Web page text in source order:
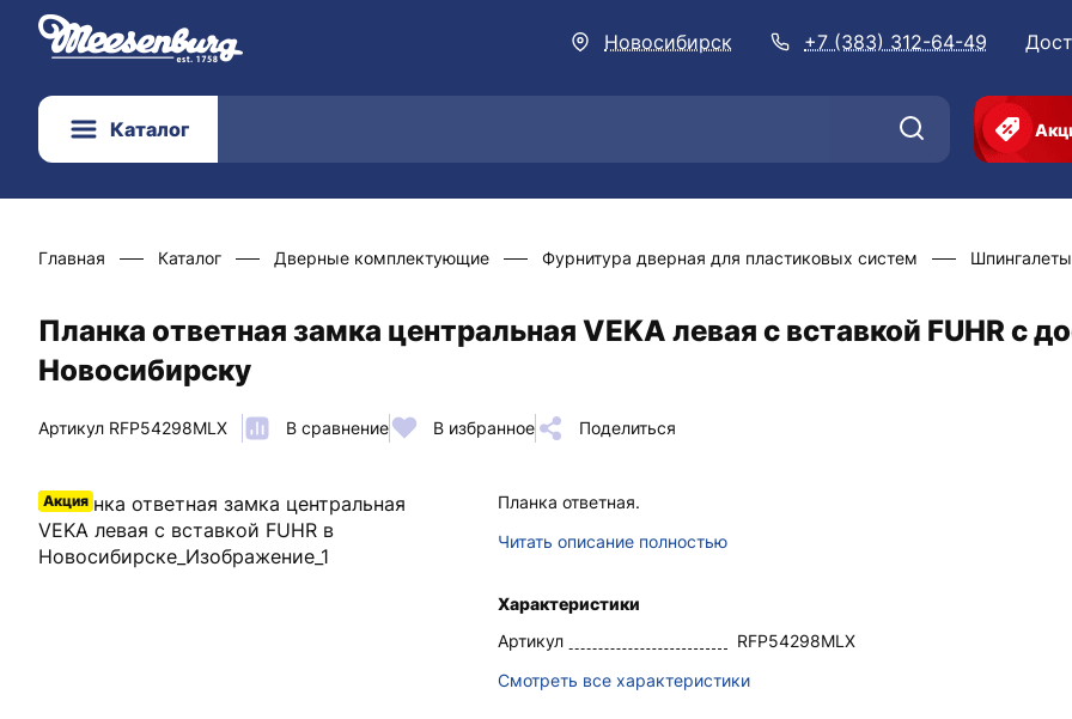
Новосибирск +7 (383) 312-64-49
Каталог
Главная Каталог Дверные комплектующие Фурнитура дверная для пластиковых систем
Планка ответная замка центральная VEKA левая с вставкой FUHR с
Новосибирску
Артикул RFP54298MLX В сравнение В избранное Поделиться
Акция
Планка ответная.
Читать описание полностью
Характеристики
Артикул
RFP54298MLX
Смотреть все характеристики